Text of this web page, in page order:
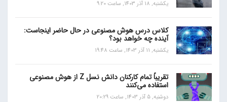
یکشنبه, 18 آذر 1403, ساعت 9:20
کلاس درس هوش مصنوعی در حال حاضر اینجاست:
آینده چه خواهد بود؟
یکشنبه, 11 آذر 1403, ساعت 19:48
تقریباً تمام کارکنان دانش نسل Z از هوش مصنوعی
استفاده می‌کنند
دوشنبه, 5 آذر 1403, ساعت 20:29